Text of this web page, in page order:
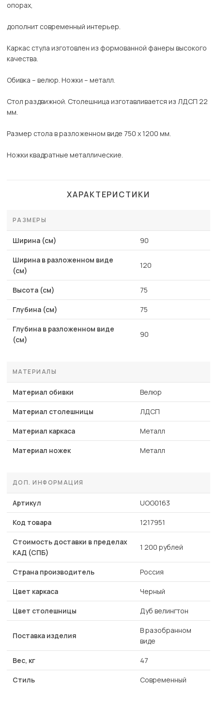
опорах,
дополнит современный интерьер.
Каркас стула изготовлен из формованной фанеры высокого
качества.
Обивка – велюр. Ножки – металл.
Стол раздвижной. Столешница изготавливается из ЛДСП 22
мм.
Размер стола в разложенном виде 750 х 1200 мм.
Ножки квадратные металлические.
ХАРАКТЕРИСТИКИ
РАЗМЕРЫ
Ширина (см) 90
Ширина в разложенном виде
(см)
120
Высота (см) 75
Глубина (см) 75
Глубина в разложенном виде
(см)
90
МАТЕРИАЛЫ
Материал обивки Велюр
Материал столешницы ЛДСП
Материал каркаса Металл
Материал ножек Металл
ДОП. ИНФОРМАЦИЯ
Артикул UOG0163
Код товара 1217951
Стоимость доставки в пределах
КАД (СПБ)
1 200 рублей
Страна производитель Россия
Цвет каркаса Черный
Цвет столешницы Дуб велингтон
Поставка изделия
В разобранном
виде
Вес, кг 47
Стиль Современный